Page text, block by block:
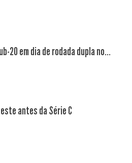
20 em dia de rodada dupla no...
antes da Série C